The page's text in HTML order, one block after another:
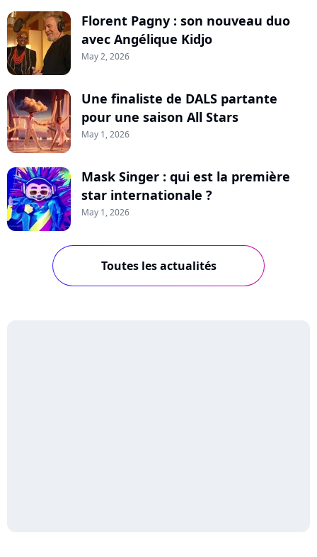
Florent Pagny : son nouveau duo
avec Angélique Kidjo
May 2, 2026
Une finaliste de DALS partante
pour une saison All Stars
May 1, 2026
Mask Singer : qui est la première
star internationale ?
May 1, 2026
Toutes les actualités